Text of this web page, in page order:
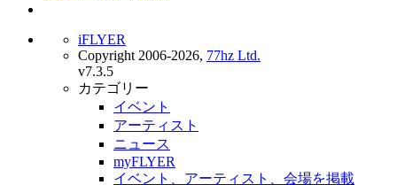
iFLYER
Copyright 2006-2026, 77hz Ltd.
v7.3.5
カテゴリー
イベント
アーティスト
ニュース
myFLYER
イベント、アーティスト、会場を掲載